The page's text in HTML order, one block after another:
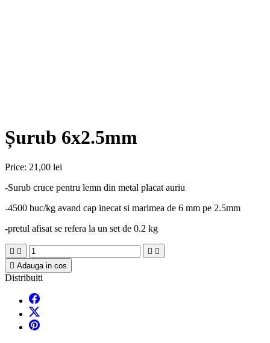
Șurub 6x2.5mm
Price: 21,00 lei
-Surub cruce pentru lemn din metal placat auriu
-4500 buc/kg avand cap inecat si marimea de 6 mm pe 2.5mm
-pretul afisat se refera la un set de 0.2 kg
   
 Adauga in cos
Distribuiti